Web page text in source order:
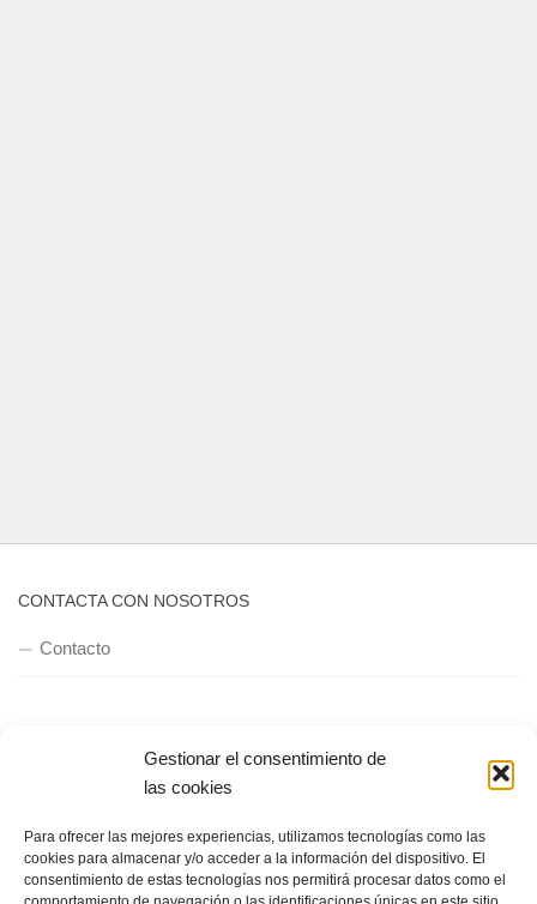
Gestionar el consentimiento de
las cookies
Para ofrecer las mejores experiencias, utilizamos tecnologías como las
cookies para almacenar y/o acceder a la información del dispositivo. El
consentimiento de estas tecnologías nos permitirá procesar datos como el
CONTACTA CON NOSOTROS
Contacto
Quienes somos
POLÍTICA DE PRIVACIDAD